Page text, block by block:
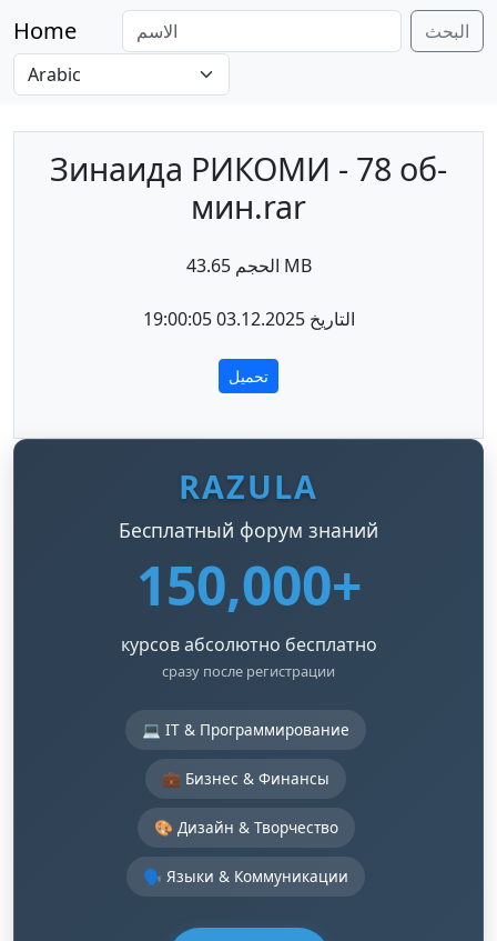
Home البحث
Зинаида РИКОМИ - 78 об-
мин.rar
الحجم 43.65 MB
التاريخ 03.12.2025 19:00:05
تحميل
RAZULA
Бесплатный форум знаний
150,000+
курсов абсолютно бесплатно
сразу после регистрации
💻 IT & Программирование
💼 Бизнес & Финансы
🎨 Дизайн & Творчество
🗣️ Языки & Коммуникации